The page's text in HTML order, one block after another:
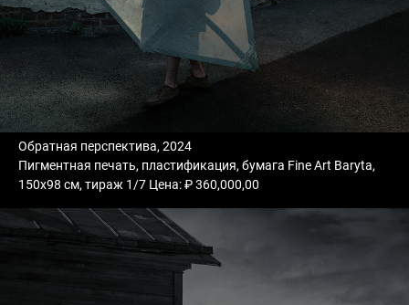
Обратная перспектива, 2024
Пигментная печать, пластификация, бумага Fine Art Baryta,
150х98 см, тираж 1/7 Цена: ₽ 360,000,00